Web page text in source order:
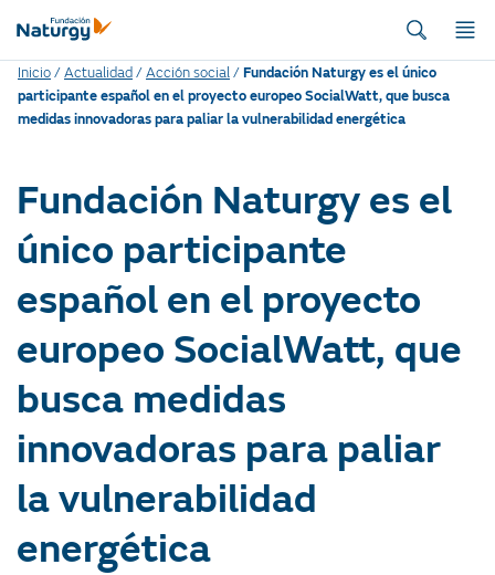
Inicio/Actualidad /Acción social/Fundación Naturgy es el único
participante español en el proyecto europeo SocialWatt, que busca
medidas innovadoras para paliar la vulnerabilidad energética
Fundación Naturgy es el
único participante
español en el proyecto
europeo SocialWatt, que
busca medidas
innovadoras para paliar
la vulnerabilidad
energética